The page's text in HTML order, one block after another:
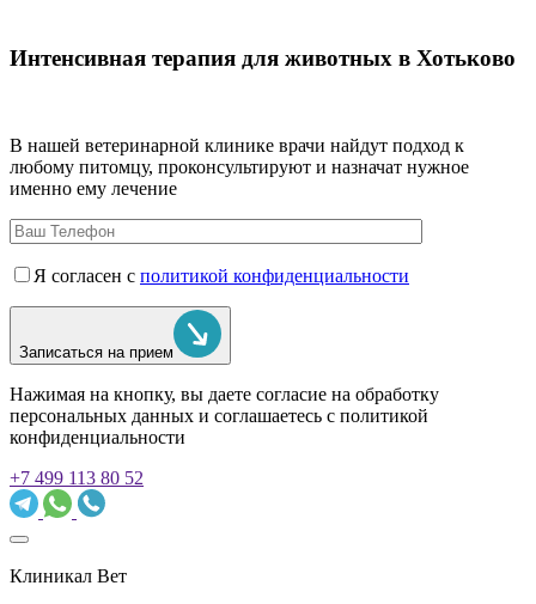
Интенсивная терапия для животных в Хотьково
В нашей ветеринарной клинике врачи найдут подход к
любому питомцу, проконсультируют и назначат нужное
именно ему лечение
Я согласен с политикой конфиденциальности
Записаться на прием
Нажимая на кнопку, вы даете согласие на обработку
персональных данных и соглашаетесь c политикой
конфиденциальности
+7 499 113 80 52
Клиникал Вет